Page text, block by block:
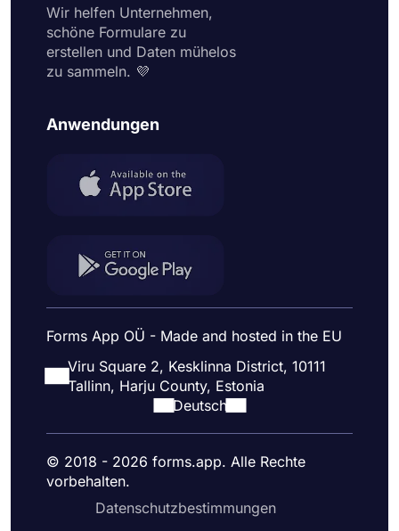
Wir helfen Unternehmen,
schöne Formulare zu
erstellen und Daten mühelos
zu sammeln. 💜
Anwendungen
Forms App OÜ - Made and hosted in the EU
Viru Square 2, Kesklinna District, 10111
Tallinn, Harju County, Estonia
Deutsch
© 2018 - 2026 forms.app. Alle Rechte
vorbehalten.
Datenschutzbestimmungen